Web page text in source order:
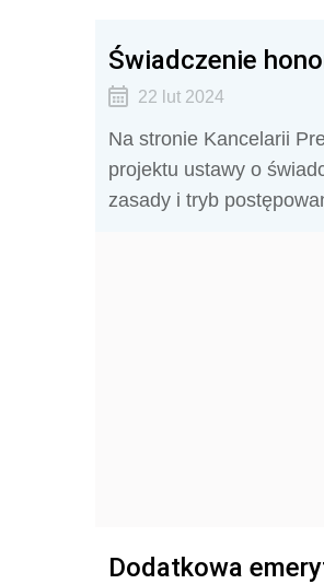
Świadczenie
22 lut 2024
Na stronie Kancelarii
projektu ustawy o
zasady i tryb
Dodatkowa